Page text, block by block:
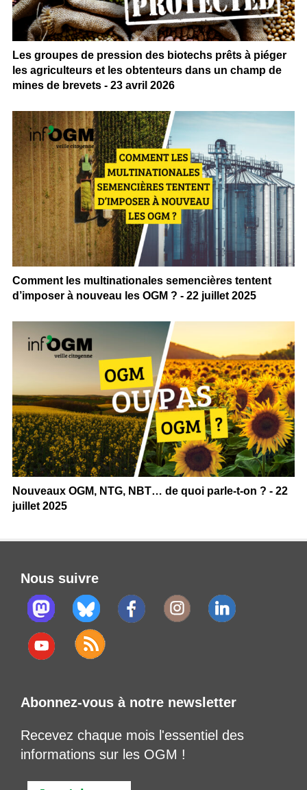
Les groupes de pression des biotechs prêts à piéger
les agriculteurs et les obtenteurs dans un champ de
mines de brevets - 23 avril 2026
Comment les multinationales semencières tentent
d’imposer à nouveau les OGM ? - 22 juillet 2025
Nouveaux OGM, NTG, NBT… de quoi parle-t-on ? - 22
juillet 2025
Nous suivre
Abonnez-vous à notre newsletter
Recevez chaque mois l'essentiel des
informations sur les OGM !